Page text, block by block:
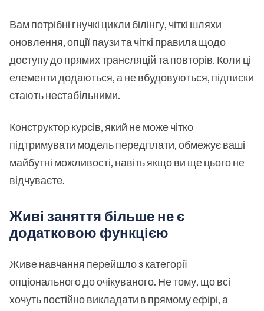
Вам потрібні гнучкі цикли білінгу, чіткі шляхи
оновлення, опції паузи та чіткі правила щодо
доступу до прямих трансляцій та повторів. Коли ці
елементи додаються, а не вбудовуються, підписки
стають нестабільними.
Конструктор курсів, який не може чітко
підтримувати модель передплати, обмежує ваші
майбутні можливості, навіть якщо ви ще цього не
відчуваєте.
Живі заняття більше не є
додатковою функцією
Живе навчання перейшло з категорії
опціонального до очікуваного. Не тому, що всі
хочуть постійно викладати в прямому ефірі, а